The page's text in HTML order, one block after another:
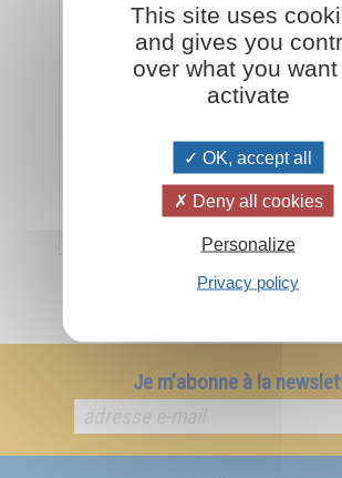
a besoin que ses disciples
25,00€
Je m'abonne à la
This site uses
and gives you
over what you want
activate
OK, accept all
Deny all cookies
Personalize
Privacy policy